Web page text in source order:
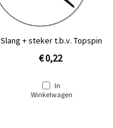
Slang + steker t.b.v. Topspin
€ 0,22
In
Winkelwagen